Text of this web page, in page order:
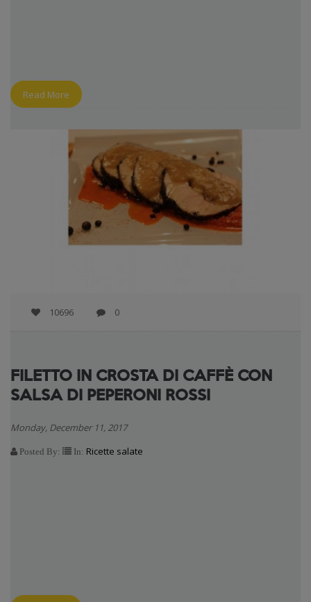
Read More
10696 0
FILETTO IN CROSTA DI CAFFÈ CON
SALSA DI PEPERONI ROSSI
Monday, December 11, 2017
Posted By: In: Ricette salate